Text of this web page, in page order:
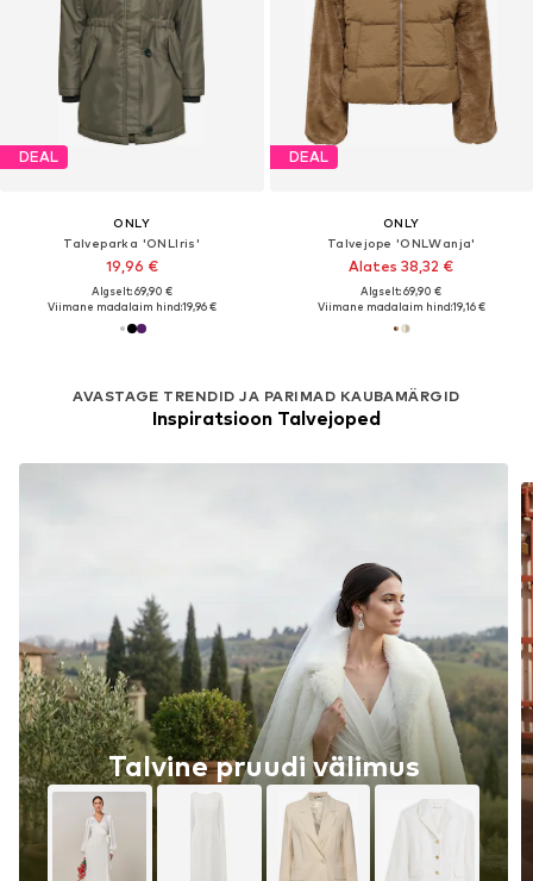
DEAL
ONLY
Talveparka 'ONLIris'
19,96 €
Algselt: 69,90 €
Viimane madalaim hind:19,96 €
AVASTAGE TRENDID JA PARIMAD KAUBAMÄRGID
Inspiratsioon Talvejoped
Talvine pruudi välimus
DEAL
ONLY
Talvejope 'ONLWanja'
Alates 38,32 €
Algselt: 69,90 €
Viimane madalaim hind:19,16 €